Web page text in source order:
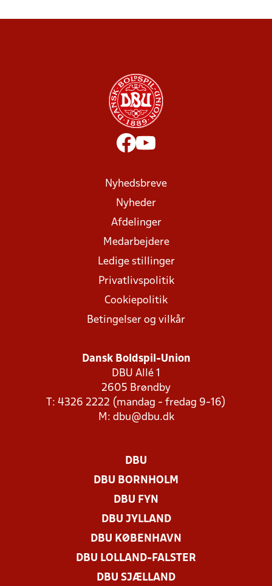
Nyhedsbreve
Nyheder
Afdelinger
Medarbejdere
Ledige stillinger
Privatlivspolitik
Cookiepolitik
Betingelser og vilkår
Dansk Boldspil-Union
DBU Allé 1
2605 Brøndby
T: 4326 2222 (mandag - fredag 9-16)
M: dbu@dbu.dk
DBU
DBU BORNHOLM
DBU FYN
DBU JYLLAND
DBU KØBENHAVN
DBU LOLLAND-FALSTER
DBU SJÆLLAND